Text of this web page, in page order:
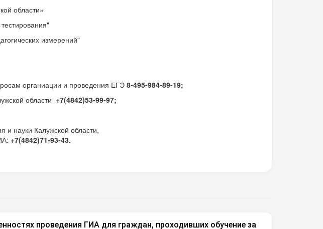
области»
измерений"
органиации и проведения ЕГЭ 8-495-984-89-19;
области +7(4842)53-99-97;
и науки Калужской области,
+7(4842)71-93-43.
проведения ГИА для граждан, проходивших обучение за